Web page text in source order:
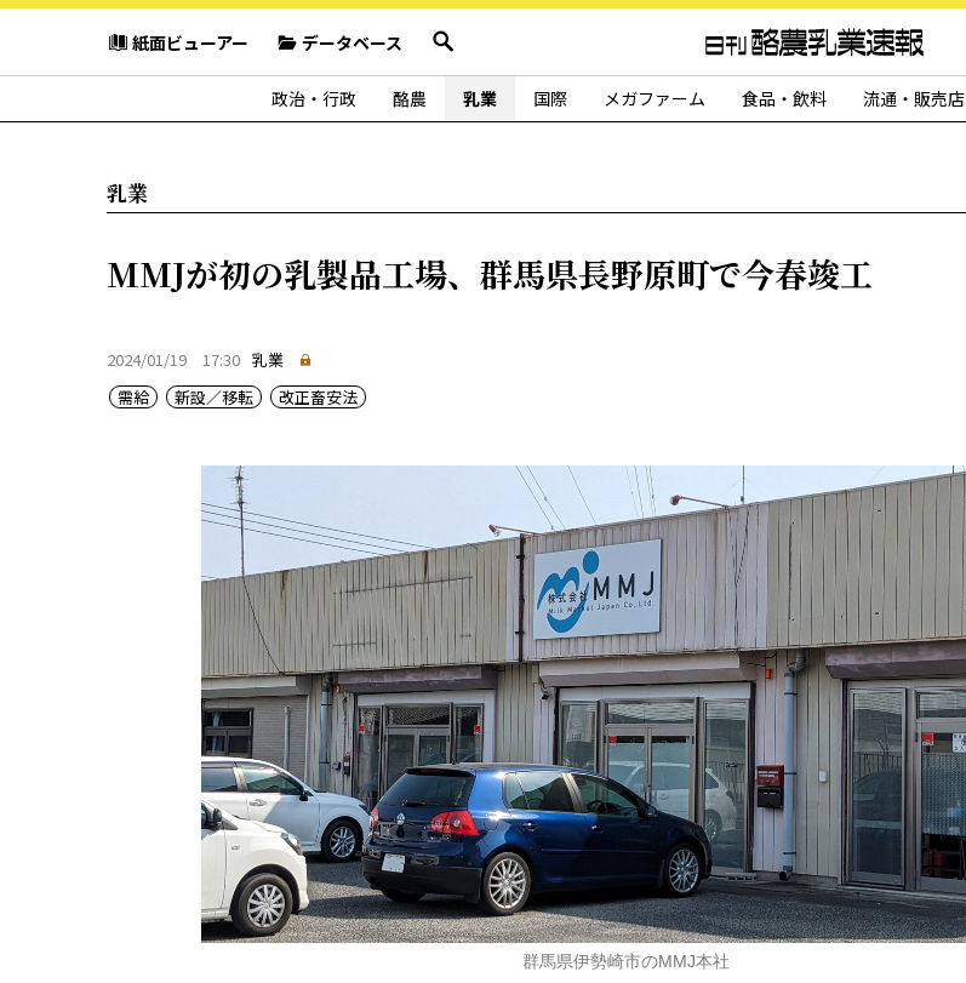
紙面ビューアー データベース
政治・行政 酪農 乳業 国際 メガファーム 食品・飲料 流通・販売店
乳業
MMJが初の乳製品工場、群馬県長野原町で今春竣工
2024/01/19 17:30 乳業
需給
新設／移転 改正畜安法
群馬県伊勢崎市のMMJ本社